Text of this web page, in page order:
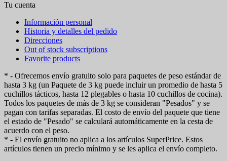
Tu cuenta
Información personal
Historia y detalles del pedido
Direcciones
Out of stock subscriptions
Favorite products
* - Ofrecemos envío gratuito solo para paquetes de peso estándar de
hasta 3 kg (un Paquete de 3 kg puede incluir un promedio de hasta 5
cuchillos tácticos, hasta 12 plegables o hasta 10 cuchillos de cocina).
Todos los paquetes de más de 3 kg se consideran "Pesados" y se
pagan con tarifas separadas. El costo de envío del paquete que tiene
el estado de "Pesado" se calculará automáticamente en la cesta de
acuerdo con el peso.
* - El envío gratuito no aplica a los artículos SuperPrice. Estos
artículos tienen un precio mínimo y se les aplica el envío completo.